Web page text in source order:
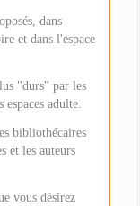
dans
et dans l'espace
"durs" par les
adulte.
bibliothécaires
et les auteurs
vous désirez